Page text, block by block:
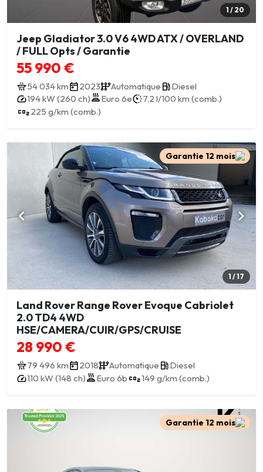
1 / 20
Jeep Gladiator 3.0 V6 4WD ATX / OVERLAND
/ FULL Opts / Garantie
55 990 €
54 034 km 2023 Automatique
Diesel
194 kW (260 ch)
Euro 6e
7,2 l/100 km (comb.)
225 g/km (comb.)
Garantie 12 mois
1 / 17
Land Rover Range Rover Evoque Cabriolet
2.0 TD4 4WD
HSE/CAMERA/CUIR/GPS/CRUISE
28 990 €
79 496 km 2018 Automatique
Diesel
110 kW (148 ch)
Euro 6b 149 g/km (comb.)
Garantie 12 mois